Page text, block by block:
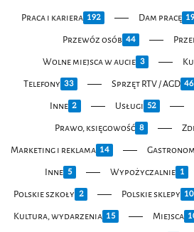
Praca i kariera 192 Dam pracę
Przewóz osób 44
Wolne miejsca w aucie 3
Telefony 33 Sprzęt RTV / AGD 46
Inne 2 Usługi 52
Prawo, księgowość 8
Marketing i reklama 14
Inne 5 Wypożyczalnie 1
Polskie szkoły 2 Polskie sklepy
Kultura, wydarzenia 15 Miejsca